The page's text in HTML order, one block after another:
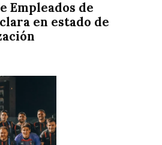
Empleados de
en estado de